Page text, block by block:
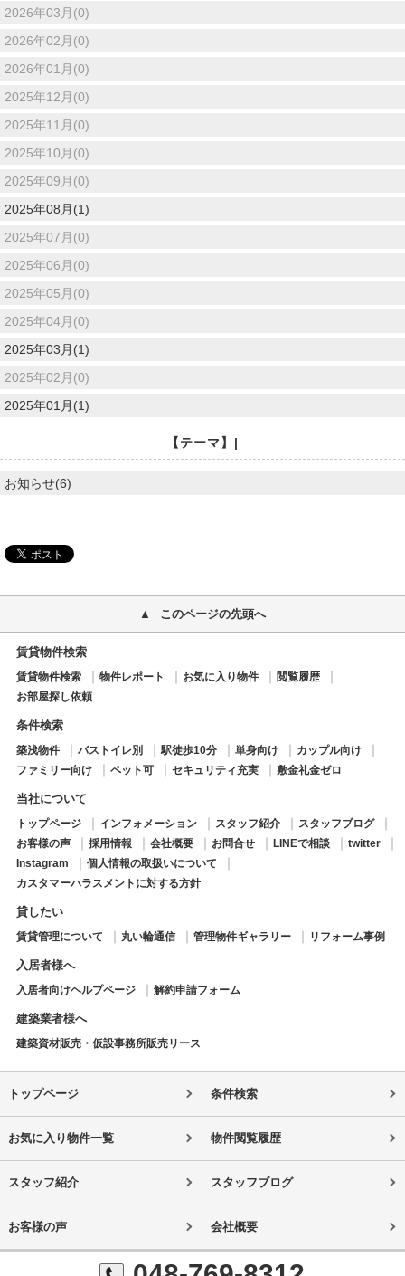
2026年03月(0)
2026年02月(0)
2026年01月(0)
2025年12月(0)
2025年11月(0)
2025年10月(0)
2025年09月(0)
2025年08月(1)
2025年07月(0)
2025年06月(0)
2025年05月(0)
2025年04月(0)
2025年03月(1)
2025年02月(0)
2025年01月(1)
【テーマ】|
お知らせ(6)
このページの先頭へ
賃貸物件検索
賃貸物件検索 物件レポート お気に入り物件
閲覧履歴
お部屋探し依頼
条件検索
築浅物件 バストイレ別 駅徒歩10分 単身向け
カップル向け
ファミリー向け
ペット可 セキュリティ充実 敷金礼金ゼロ
当社について
トップページ インフォメーション スタッフ紹介
スタッフブログ
お客様の声
採用情報 会社概要 お問合せ LINEで相談
twitter
Instagram
個人情報の取扱いについて
カスタマーハラスメントに対する方針
貸したい
賃貸管理について 丸い輪通信 管理物件ギャラリー リフォーム事例
入居者様へ
入居者向けヘルプページ 解約申請フォーム
建築業者様へ
建築資材販売・仮設事務所販売リース
トップページ 条件検索
お気に入り物件一覧 物件閲覧履歴
スタッフ紹介 スタッフブログ
お客様の声 会社概要